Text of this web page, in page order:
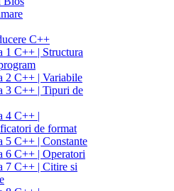
C++
1 C++ | Structura
2 C++ | Variabile
3 C++ | Tipuri de
4 C++ |
de format
5 C++ | Constante
6 C++ | Operatori
7 C++ | Citire si